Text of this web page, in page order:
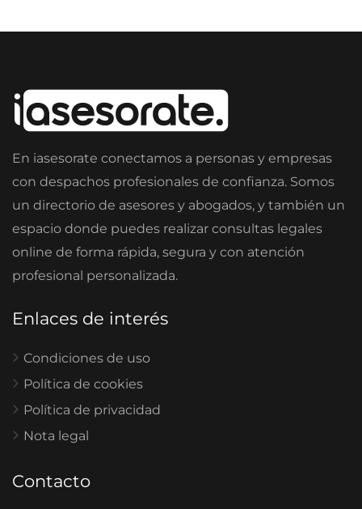
En iasesorate conectamos a personas y empresas
con despachos profesionales de confianza. Somos
un directorio de asesores y abogados, y también un
espacio donde puedes realizar consultas legales
online de forma rápida, segura y con atención
profesional personalizada.
Enlaces de interés
Condiciones de uso
Política de cookies
Política de privacidad
Nota legal
Contacto